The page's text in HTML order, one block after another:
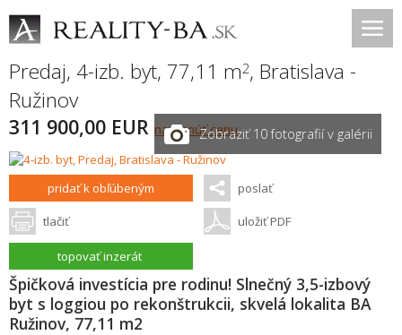
Predaj, 4-izb. byt, 77,11 m2, Bratislava -
Ružinov
311 900,00 EUR navrhnúť cenuZobraziť 10 fotografií v galérii
pridať k obľúbeným poslať
tlačiť uložiť PDF
topovať inzerát
Špičková investícia pre rodinu! Slnečný 3,5-izbový
byt s loggiou po rekonštrukcii, skvelá lokalita BA
Ružinov, 77,11 m2